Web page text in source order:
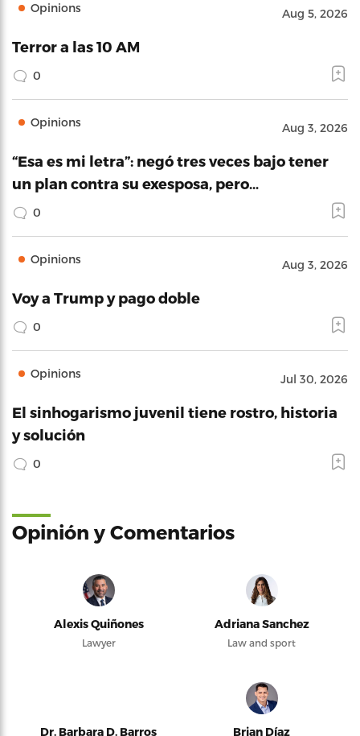
Opinions Aug 5, 2026
Terror a las 10 AM
0
Opinions Aug 3, 2026
“Esa es mi letra”: negó tres veces bajo tener
un plan contra su exesposa, pero…
0
Opinions Aug 3, 2026
Voy a Trump y pago doble
0
Opinions Jul 30, 2026
El sinhogarismo juvenil tiene rostro, historia
y solución
0
Opinión y Comentarios
Alexis Quiñones
Lawyer
Adriana Sanchez
Law and sport
Dr. Barbara D. Barros Brian Díaz